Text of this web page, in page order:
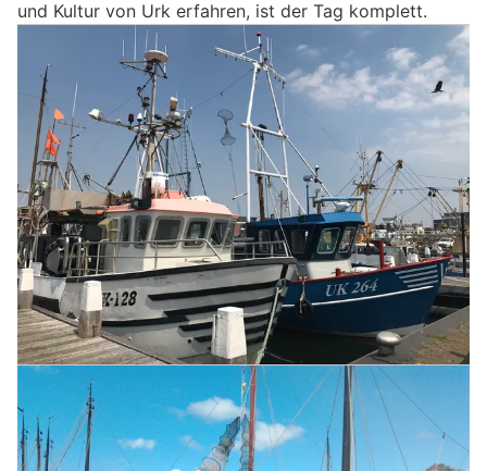
und Kultur von Urk erfahren, ist der Tag komplett.